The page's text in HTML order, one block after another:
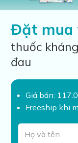
Đặt mua
thuốc
đau
Giá bán:
Freeship khi